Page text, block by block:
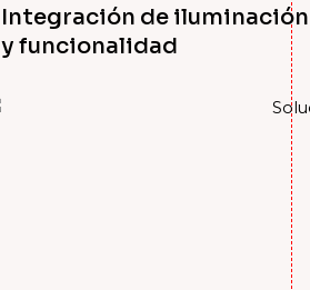
Integración de
y funcionalidad